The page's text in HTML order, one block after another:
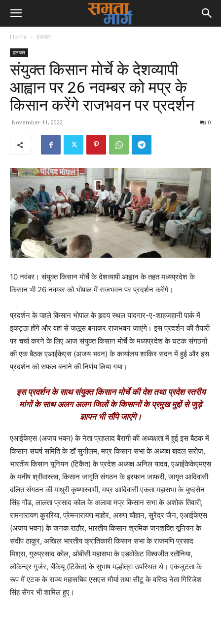
Home हलचल
हलचल
संयुक्त किसान मोर्चे के देशव्यापी
आह्वान पर 26 नवम्बर को मप्र के
किसान करेंगे राजभवन पर प्रदर्शन
November 11, 2022 0
10 नवंबर। संयुक्त किसान मोर्चे के देशव्यापी आह्वान के तहत मध्यप्रदेश के
किसान भी 26 नवम्बर को भोपाल में राजभवन पर प्रदर्शन करेंगे।
प्रदर्शन के पहले किसान भोपाल के हृदय स्थल यादगार-ए-शाहजहानी पार्क में
इकट्ठा होंगे और वहां से जलूस बनाकर राजभवन जाएंगे। इस प्रदर्शन की तैयारी
पर चर्चा करने के लिए आज संयुक्त किसान मोर्चे के मध्यप्रदेश के घटक संगठनों
की एक बैठक एआईकेएस (अजय भवन) के कार्यालय शाकिर सदन में हुई और इस
प्रदर्शन को सफल बनाने की निर्णय लिया गया।
इस प्रदर्शन के साथ संयुक्त किसान मोर्चे की देश तथा प्रदेश स्तरीय
मांगों के साथ अलग अलग जिलों के किसानों के प्रमुख मुद्दों से जुड़े
ज्ञापन भी सौंपे जाएंगे।
एआईकेएस (अजय भवन) के नेता प्रहलाद बैरागी की अध्यक्षता में हुई इस बैठक में
किसान संघर्ष समिति के डॉ सुनीलम, मप्र किसान सभा के अध्यक्ष बादल सरोज,
भारतीय किसान यूनियन (टिकैत) के प्रदेश अध्यक्ष अनिल यादव, एआईकेकेएमएस
के मनीष श्रीवास्तव, किसान जागृति संगठन के इरफान जाफरी, जागृत आदिवासी
दलित संगठन की माधुरी कृष्णास्वामी, मप्र आदिवासी एकता महासभा के बुध्दसेन
सिंह गोंड, लालता प्रसाद कोल के अलावा मप्र किसान सभा के अशोक तिवारी,
रामनारायण कुररिया, प्रेमनारायण माहोर, अरुण चौहान, सुरेंद्र जैन, एआईकेएस
(अजय भवन) के जनक राठौर, भारतीय किसान श्रमिक जनशक्ति यूनियन के
संदीप ठाकुर, अखिल भारतीय क्रांतिकारी किसान सभा के राजमणि प्रसाद
मिश्रा, गुरुप्रसाद कोल, ओबीसी महासभा के एडवोकेट विश्वजीत रतौनिया,
लोकेन्द्र गुर्जर, बीकेयू (टिकैत) के सुभाष मल्होत्रा उपस्थित थे। एकजुटता के
रूप में एटक के राज्य महासचिव एसएस मौर्या तथा सीटू के वरिष्ठ नेता गिरिजेश
सिंह सेंगर भी शामिल हुए।